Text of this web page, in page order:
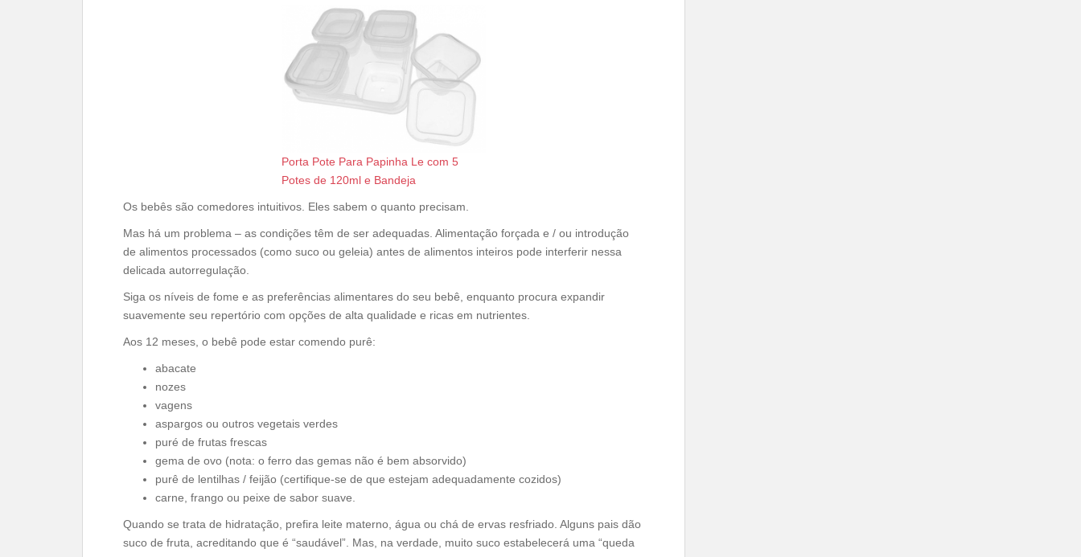
Porta Pote Para Papinha Le com 5
Potes de 120ml e Bandeja
Os bebês são comedores intuitivos. Eles sabem o quanto precisam.
Mas há um problema – as condições têm de ser adequadas. Alimentação forçada e / ou introdução
de alimentos processados ​​(como suco ou geleia) antes de alimentos inteiros pode interferir nessa
delicada autorregulação.
Siga os níveis de fome e as preferências alimentares do seu bebê, enquanto procura expandir
suavemente seu repertório com opções de alta qualidade e ricas em nutrientes.
Aos 12 meses, o bebê pode estar comendo purê:
abacate
nozes
vagens
aspargos ou outros vegetais verdes
puré de frutas frescas
gema de ovo (nota: o ferro das gemas não é bem absorvido)
purê de lentilhas / feijão (certifique-se de que estejam adequadamente cozidos)
carne, frango ou peixe de sabor suave.
Quando se trata de hidratação, prefira leite materno, água ou chá de ervas resfriado. Alguns pais dão
suco de fruta, acreditando que é “saudável”. Mas, na verdade, muito suco estabelecerá uma “queda